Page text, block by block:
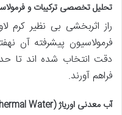
تحلیل تخصصی ترکیبات و
راز اثربخشی بی نظیر کرم
فرمولاسیون پیشرفته آن
دقت انتخاب شده اند تا
فراهم آورند.
آب معدنی اوریاژ (Uriage Thermal Water)